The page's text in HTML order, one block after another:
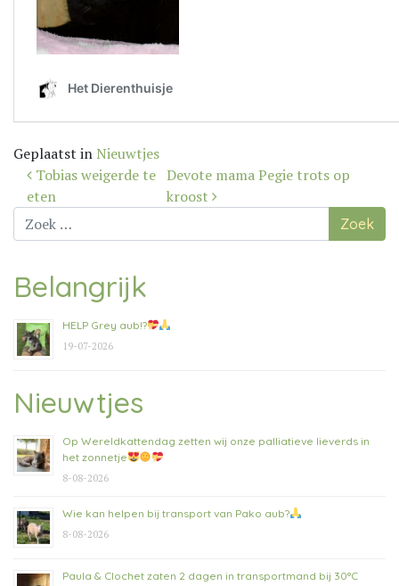
Geplaatst in Nieuwtjes
Bericht
navigatie
Tobias weigerde te
eten
Devote mama Pegie trots op
kroost
Zoek
naar:
Belangrijk
HELP Grey aub!?
19-07-2026
Nieuwtjes
Op Wereldkattendag zetten wij onze palliatieve lieverds in
het zonnetje
8-08-2026
Wie kan helpen bij transport van Pako aub?
8-08-2026
Paula & Clochet zaten 2 dagen in transportmand bij 30°C